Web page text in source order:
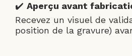
✔️ Aperçu avant
Recevez un visuel de
position de la gravure)